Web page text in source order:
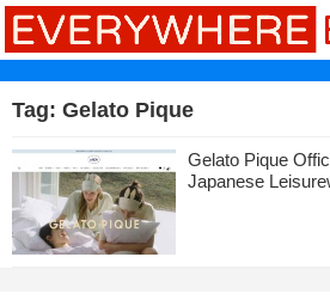
Tag: Gelato Pique
Gelato Pique
Japanese